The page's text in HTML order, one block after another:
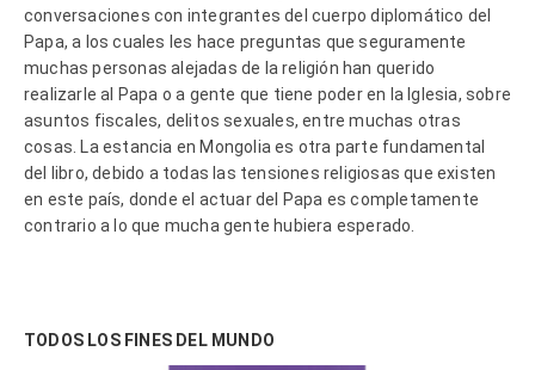
conversaciones con integrantes del cuerpo diplomático del
Papa, a los cuales les hace preguntas que seguramente
muchas personas alejadas de la religión han querido
realizarle al Papa o a gente que tiene poder en la Iglesia, sobre
asuntos fiscales, delitos sexuales, entre muchas otras
cosas. La estancia en Mongolia es otra parte fundamental
del libro, debido a todas las tensiones religiosas que existen
en este país, donde el actuar del Papa es completamente
contrario a lo que mucha gente hubiera esperado.
TODOS LOS FINES DEL MUNDO